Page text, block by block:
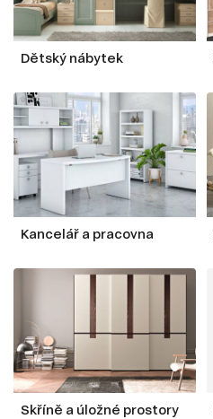
Dětský nábytek
Kancelář a pracovna
Skříně a úložné prostory